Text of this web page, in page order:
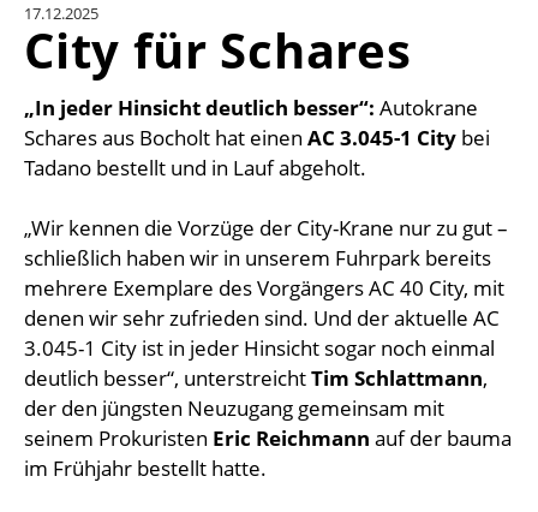
EINHEITENKONVERTER
KONTAKT
17.12.2025
City für Schares
„In jeder Hinsicht deutlich besser“: Autokrane
Schares aus Bocholt hat einen AC 3.045-1 City bei
Tadano bestellt und in Lauf abgeholt.
„Wir kennen die Vorzüge der City-Krane nur zu gut –
schließlich haben wir in unserem Fuhrpark bereits
mehrere Exemplare des Vorgängers AC 40 City, mit
denen wir sehr zufrieden sind. Und der aktuelle AC
3.045-1 City ist in jeder Hinsicht sogar noch einmal
deutlich besser“, unterstreichtTim Schlattmann,
der den jüngsten Neuzugang gemeinsam mit
seinem Prokuristen Eric Reichmann auf der bauma
im Frühjahr bestellt hatte.